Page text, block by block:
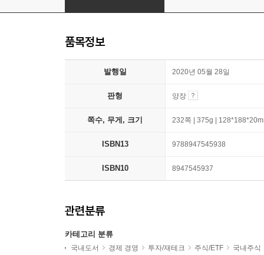
품목정보
발행일 2020년 05월 28일
판형 양장
쪽수, 무게, 크기 232쪽 | 375g |
ISBN13 9788947545938
ISBN10 8947545937
관련분류
카테고리 분류
국내도서 경제 경영 투자/재테크 주식/ETF
국내주식